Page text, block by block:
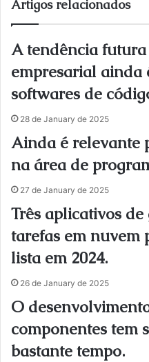
Artigos relacionados
A tendência
empresarial ainda
softwares de
28 de January de 2025
Ainda é relevante
na área de
27 de January de 2025
Três aplicativos
tarefas em nuvem
lista em 2024.
26 de January de 2025
O
componentes tem
bastante tempo.